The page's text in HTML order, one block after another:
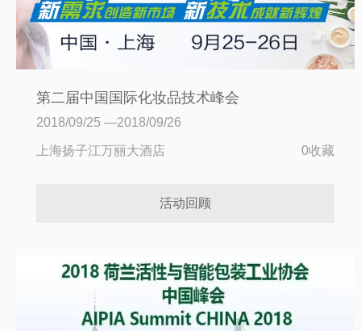
第二届中国国际化妆品技术峰会
（InnoCosme2018）
2018/09/25 —2018/09/26
上海扬子江万丽大酒店 0收藏
活动回顾